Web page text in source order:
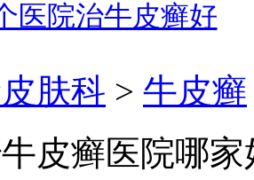
医院治牛皮癣好
肤科 > 牛皮癣
皮癣医院哪